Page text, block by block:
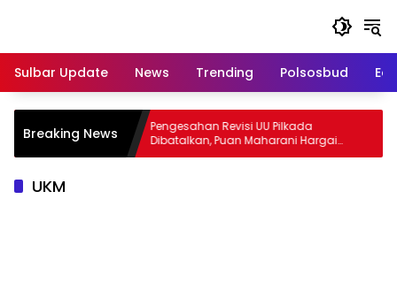
Sulbar Update
News Trending Polsosbud
Breaking News
Pengesahan Revisi UU Pilkada
Dibatalkan, Puan Maharani Hargai
Aspirasi Masyarakat
UKM